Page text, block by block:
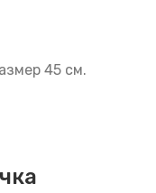
45 см.